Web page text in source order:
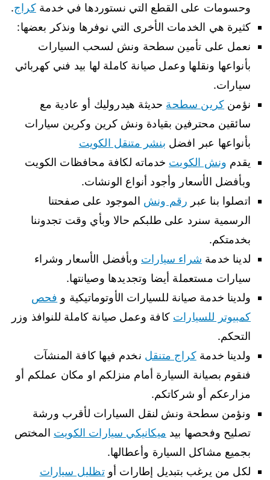
وحسومات على القطع التي نستوردها في خدمةكراج.
كثيرة هي الخدمات الأخرى التي نوفرها ونذكر بعضها:
نعمل على تأمين سطحة ونش لسحب السيارات
بأنواعها ونقلها وعمل صيانة كاملة لها بيد فني كهربائي
سيارات.
نؤمن كرين سطحة حديثة هيدروليك أو عادية مع
سائقين محترفين بقيادة ونش كرين وكرين سيارات
بأنواعها عبر افضل بنشر متنقل الكويت
يقدم ونش الكويت خدماته لكافة محافظات الكويت
وبأفضل الأسعار وأجود أنواع الونشات.
اتصلوا بنا عبر رقم ونش الموجود على صفحتنا
الرسمية سنرد على طلبكم حالا وبأي وقت تجدوننا
بخدمتكم.
لدينا خدمة شراء سيارات وبأفضل الأسعار وشراء
سيارات مستعملة أيضا وتجديدها وصيانتها.
ولدينا خدمة صيانة للسيارات الأوتوماتيكية و فحص
كمبيوتر للسيارات كافة وعمل صيانة كاملة للنوافذ وزر
التحكم.
ولدينا خدمةكراج متنقل نخدم فيها كافة المنشآت
فنقوم بصيانة السيارة أمام منزلكم او مكان عملكم أو
مزارعكم أو شركاتكم.
ونؤمن سطحة ونش لنقل السيارات لأقرب ورشة
تصليح وفحصها بيد ميكانيكي سيارات الكويت المختص
بجميع مشاكل السيارة وأعطالها.
لكل من يرغب بتبديل إطارات أوتظليل سيارات